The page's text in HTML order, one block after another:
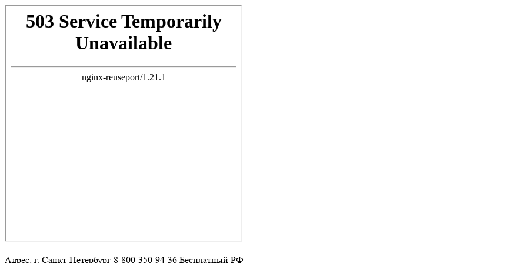
Адрес: г. Санкт-Петербург 8-800-350-94-36 Бесплатный РФ